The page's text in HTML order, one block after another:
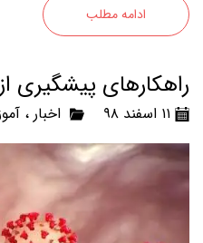
ادامه مطلب
راهکارهای پیشگیری
۱۱ اسفند ۹۸ اخبار ،